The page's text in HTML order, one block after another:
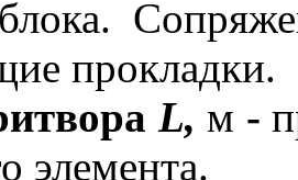
прокладки.
L, м -
элемента.